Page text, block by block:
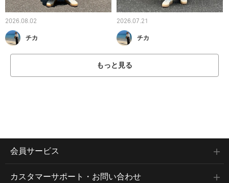
2026.08.02
チカ
2026.07.21
チカ
もっと見る
会員サービス
カスタマーサポート・お問い合わせ